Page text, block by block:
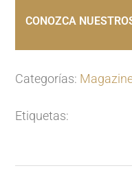
CONOZCA
Categorías:
Etiquetas: